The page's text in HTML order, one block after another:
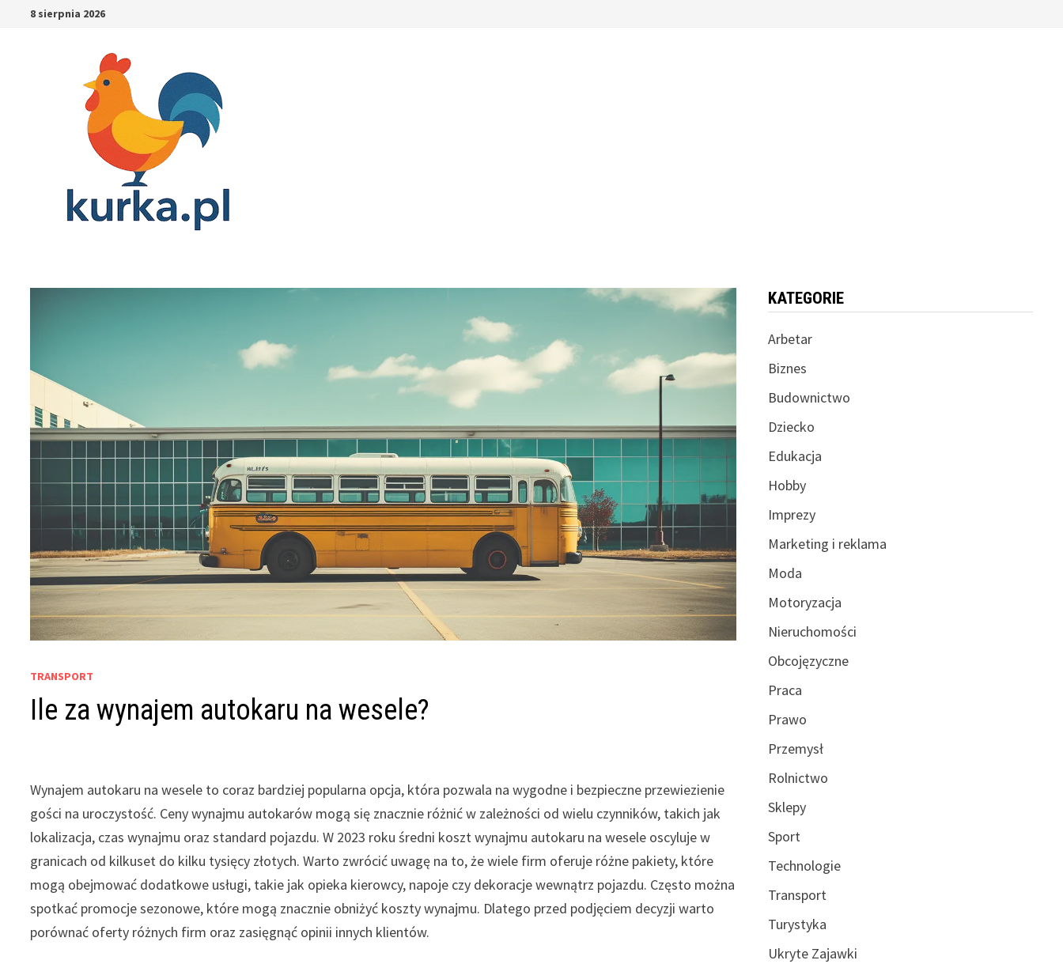
8 sierpnia 2026
TRANSPORT
Ile za wynajem autokaru na wesele?
Wynajem autokaru na wesele to coraz bardziej popularna opcja, która pozwala na wygodne i bezpieczne przewiezienie
gości na uroczystość. Ceny wynajmu autokarów mogą się znacznie różnić w zależności od wielu czynników, takich jak
lokalizacja, czas wynajmu oraz standard pojazdu. W 2023 roku średni koszt wynajmu autokaru na wesele oscyluje w
granicach od kilkuset do kilku tysięcy złotych. Warto zwrócić uwagę na to, że wiele firm oferuje różne pakiety, które
mogą obejmować dodatkowe usługi, takie jak opieka kierowcy, napoje czy dekoracje wewnątrz pojazdu. Często można
spotkać promocje sezonowe, które mogą znacznie obniżyć koszty wynajmu. Dlatego przed podjęciem decyzji warto
porównać oferty różnych firm oraz zasięgnąć opinii innych klientów.
KATEGORIE
Arbetar
Biznes
Budownictwo
Dziecko
Edukacja
Hobby
Imprezy
Marketing i reklama
Moda
Motoryzacja
Nieruchomości
Obcojęzyczne
Praca
Prawo
Przemysł
Rolnictwo
Sklepy
Sport
Technologie
Transport
Turystyka
Ukryte Zajawki